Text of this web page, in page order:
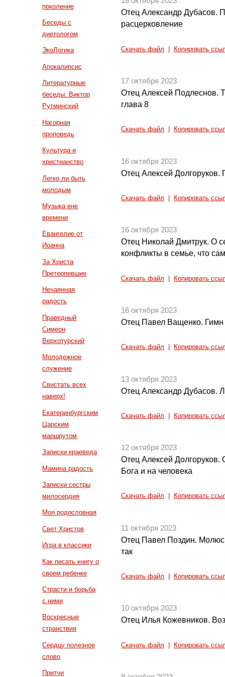
поколение
Беседы с
диетологом
ЭкоЛогика
Апокалипсис
Литературные
беседы. Виктор
Рутминский
Нагорная
проповедь
Культура и
христианство
Легко ли быть
молодым
Музыка вне
времени
Евангелие от
Иоанна
За Христа
Претерпевшие
Нечаянная
радость
Праведный
Симеон
Верхотурский
Молодежное
служение
Свистать всех
наверх!
Екатеринбургским
Царским
маршрутом
Записки краеведа
Мамина радость
Записки сестры
милосердия
Моя родословная
Свет Христов
Игра в классики
Как писать книгу о
своем ребенке
Страсти и борьба
с ними
Воскресные
странствия
Сердцу полезное
слово
Притчи
Отец Александр Дубасов.
расцерковление
Скачать файл Копировать
17 октября 2023
Отец Алексей Подлеснов.
глава 8
Скачать файл Копировать
16 октября 2023
Отец Алексей
Скачать файл Копировать
16 октября 2023
Отец Николай Дмитрук. О
конфликты в семье, что
Скачать файл Копировать
16 октября 2023
Отец Павел Ващенко.
Скачать файл Копировать
13 октября 2023
Отец Александр Дубасов.
Скачать файл Копировать
12 октября 2023
Отец Алексей Долгоруков.
Бога и на человека
Скачать файл Копировать
11 октября 2023
Отец Павел Поздин.
так
Скачать файл Копировать
10 октября 2023
Отец Илья Кожевников.
Скачать файл Копировать